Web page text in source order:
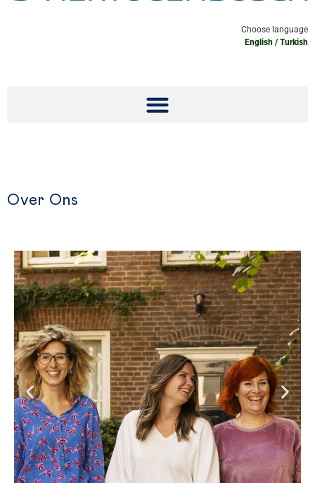
Choose language
English /Turkish
Over Ons